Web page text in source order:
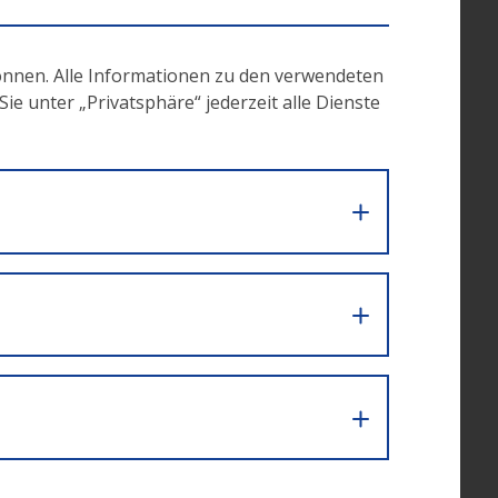
im
Alle Informationen zu den verwendeten
unter „Privatsphäre“ jederzeit alle Dienste